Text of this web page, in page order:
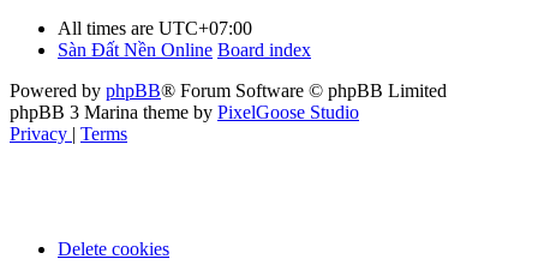
All times are UTC+07:00
Sàn Đất Nền Online Board index
Powered by phpBB® Forum Software © phpBB Limited
phpBB 3 Marina theme by PixelGoose Studio
Privacy | Terms
Delete cookies